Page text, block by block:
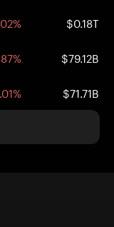
$0.18T
$79.12B
$71.71B